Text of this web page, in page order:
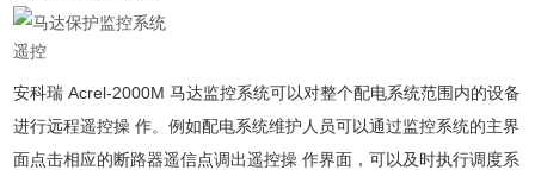
遥控
安科瑞 Acrel-2000M ⻢达监控系统可以对整个配电系统范围内的设备
进⾏远程遥控操 作。例如配电系统维护⼈员可以通过监控系统的主界
⾯点击相应的断路器遥信点调出遥控操 作界⾯，可以及时执⾏调度系